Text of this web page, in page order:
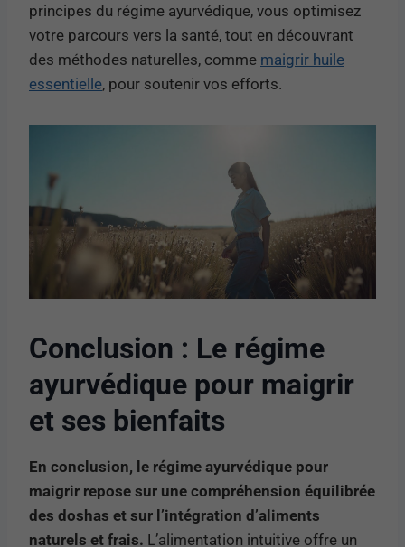
principes du régime ayurvédique, vous optimisez
votre parcours vers la santé, tout en découvrant
des méthodes naturelles, comme maigrir huile
essentielle, pour soutenir vos efforts.
Conclusion : Le régime
ayurvédique pour maigrir
et ses bienfaits
En conclusion, le régime ayurvédique pour
maigrir repose sur une compréhension équilibrée
des doshas et sur l’intégration d’aliments
naturels et frais. L’alimentation intuitive offre un